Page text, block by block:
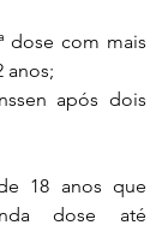
dose com mais
anos;
após dois
18 anos que
dose até